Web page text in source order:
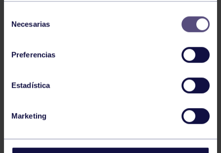
Necesarias
Preferencias
Estadística
Marketing
El Club del Corredor del Grupo Covadonga estuvo